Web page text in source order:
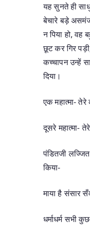
यह सुनते ही
बेचारे बड़े
न पिया हो,
छूट कर गिर
कच्चापन उन्हें
दिया।
एक महात्मा- तेरे
दूसरे महात्मा-
पंडितजी
किया-
माया है संसार
धर्माधर्म सभी